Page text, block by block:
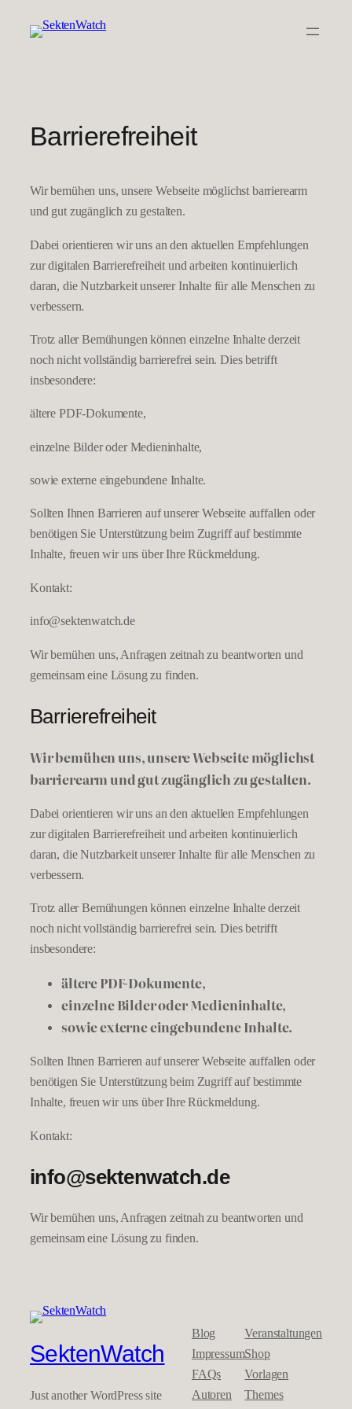
Inhalt
Barrierefreiheit
Wir bemühen uns, unsere Webseite möglichst barrierearm
und gut zugänglich zu gestalten.
Dabei orientieren wir uns an den aktuellen Empfehlungen
zur digitalen Barrierefreiheit und arbeiten kontinuierlich
daran, die Nutzbarkeit unserer Inhalte für alle Menschen zu
verbessern.
Trotz aller Bemühungen können einzelne Inhalte derzeit
noch nicht vollständig barrierefrei sein. Dies betrifft
insbesondere:
ältere PDF-Dokumente,
einzelne Bilder oder Medieninhalte,
sowie externe eingebundene Inhalte.
Sollten Ihnen Barrieren auf unserer Webseite auffallen oder
benötigen Sie Unterstützung beim Zugriff auf bestimmte
Inhalte, freuen wir uns über Ihre Rückmeldung.
Kontakt:
info@sektenwatch.de
Wir bemühen uns, Anfragen zeitnah zu beantworten und
gemeinsam eine Lösung zu finden.
Barrierefreiheit
Wir bemühen uns, unsere Webseite möglichst
barrierearm und gut zugänglich zu gestalten.
Dabei orientieren wir uns an den aktuellen Empfehlungen
zur digitalen Barrierefreiheit und arbeiten kontinuierlich
daran, die Nutzbarkeit unserer Inhalte für alle Menschen zu
verbessern.
Trotz aller Bemühungen können einzelne Inhalte derzeit
noch nicht vollständig barrierefrei sein. Dies betrifft
insbesondere:
ältere PDF-Dokumente,
einzelne Bilder oder Medieninhalte,
sowie externe eingebundene Inhalte.
Sollten Ihnen Barrieren auf unserer Webseite auffallen oder
benötigen Sie Unterstützung beim Zugriff auf bestimmte
Inhalte, freuen wir uns über Ihre Rückmeldung.
Kontakt:
info@sektenwatch.de
Wir bemühen uns, Anfragen zeitnah zu beantworten und
gemeinsam eine Lösung zu finden.
SektenWatch
Just another WordPress site
Blog
Impressum
FAQs
Autoren
Veranstaltungen
Shop
Vorlagen
Themes